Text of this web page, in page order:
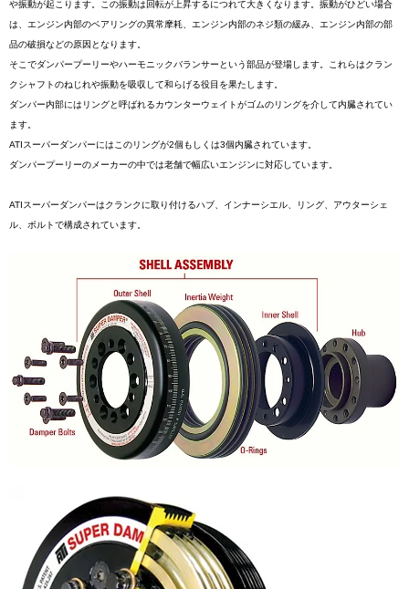
や振動が起こります。この振動は回転が上昇するにつれて大きくなります。振動がひどい場合
は、エンジン内部のベアリングの異常摩耗、エンジン内部のネジ類の緩み、エンジン内部の部
品の破損などの原因となります。
そこでダンパープーリーやハーモニックバランサーという部品が登場します。これらはクラン
クシャフトのねじれや振動を吸収して和らげる役目を果たします。
ダンパー内部にはリングと呼ばれるカウンターウェイトがゴムのリングを介して内臓されてい
ます。
ATIスーパーダンパーにはこのリングが2個もしくは3個内臓されています。
ダンパープーリーのメーカーの中では老舗で幅広いエンジンに対応しています。
ATIスーパーダンパーはクランクに取り付けるハブ、インナーシエル、リング、アウターシェ
ル、ボルトで構成されています。